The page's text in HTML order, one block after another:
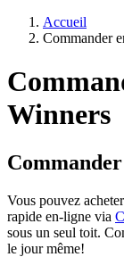
Accueil
Commander
Winners
Vous pouvez
rapide en-ligne via
sous un seul toit.
le jour même!